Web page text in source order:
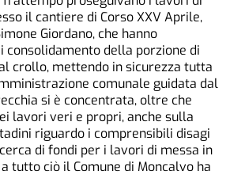
il cantiere di Corso XXV Aprile,
Giordano, che hanno
consolidamento della porzione di
crollo, mettendo in sicurezza tutta
comunale guidata dal
si è concentrata, oltre che
lavori veri e propri, anche sulla
riguardo i comprensibili disagi
di fondi per i lavori di messa in
tutto ciò il Comune di Moncalvo ha